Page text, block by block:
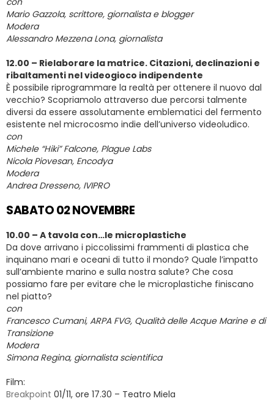
Mario Gazzola, scrittore, giornalista e blogger
Modera
Alessandro Mezzena Lona, giornalista
12.00 – Rielaborare la matrice. Citazioni, declinazioni e
ribaltamenti nel videogioco indipendente
È possibile riprogrammare la realtà per ottenere il nuovo dal
vecchio? Scopriamolo attraverso due percorsi talmente
diversi da essere assolutamente emblematici del fermento
esistente nel microcosmo indie dell’universo videoludico.
con
Michele “Hiki” Falcone, Plague Labs
Nicola Piovesan, Encodya
Modera
Andrea Dresseno, IVIPRO
SABATO 02 NOVEMBRE
10.00 – A tavola con…le microplastiche
Da dove arrivano i piccolissimi frammenti di plastica che
inquinano mari e oceani di tutto il mondo? Quale l’impatto
sull’ambiente marino e sulla nostra salute? Che cosa
possiamo fare per evitare che le microplastiche finiscano
nel piatto?
con
Francesco Cumani, ARPA FVG, Qualità delle Acque Marine e di
Transizione
Modera
Simona Regina, giornalista scientifica
Film:
Breakpoint 01/11, ore 17.30 – Teatro Miela